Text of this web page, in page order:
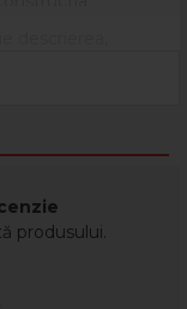
care poate fi
la blocaje in
apa de spalare
ceea ce duce la o
Combimag Solo
a-l utiliza!
produsului.